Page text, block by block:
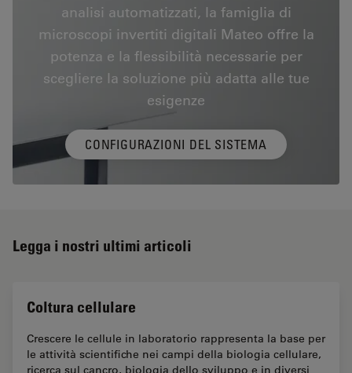
analisi automatizzati, la famiglia di
microscopi invertiti digitali Mateo offre la
potenza e la flessibilità necessarie per
scegliere la soluzione più adatta alle tue
esigenze
CONFIGURAZIONI DEL SISTEMA
Legga i nostri ultimi articoli
Coltura cellulare
Crescere le cellule in laboratorio rappresenta la base per
le attività scientifiche nei campi della biologia cellulare,
ricerca sul cancro, biologia dello sviluppo e in diversi